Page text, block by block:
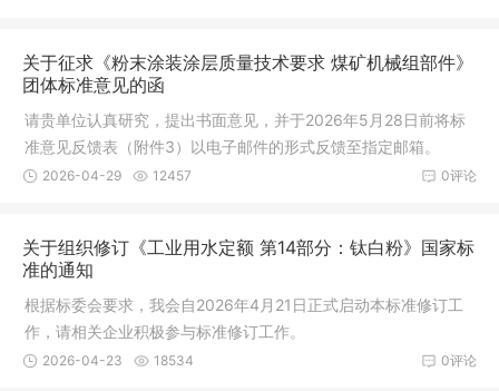
关于征求《粉末涂装涂层质量技术要求 煤矿机械组部件》
团体标准意见的函
请贵单位认真研究，提出书面意见，并于2026年5月28日前将标
准意见反馈表（附件3）以电子邮件的形式反馈至指定邮箱。
0评论
2026-04-29 12457
关于组织修订《工业用水定额 第14部分：钛白粉》国家标
准的通知
根据标委会要求，我会自2026年4月21日正式启动本标准修订工
作，请相关企业积极参与标准修订工作。
0评论
2026-04-23 18534